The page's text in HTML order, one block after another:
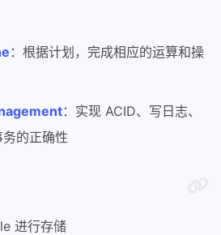
：根据计划，完成相应的运算和操
：实现 ACID、写日志、
的正确性
进行存储